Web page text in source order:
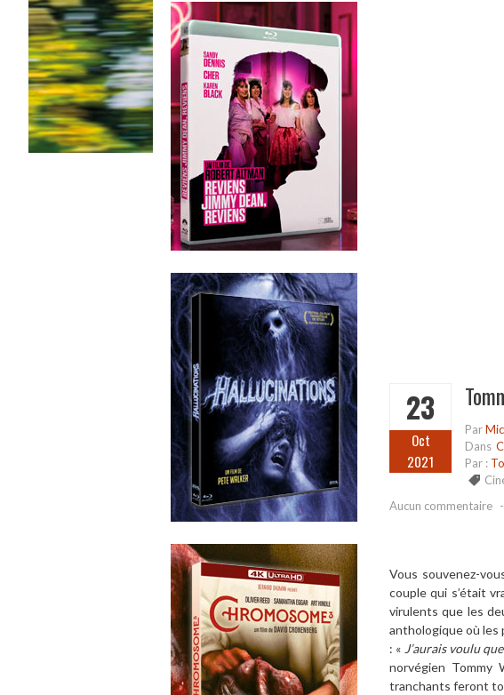
23
Oct
2021
Par
Dans
Par :
Aucun commentaire -
Vous souvenez-
couple qui s’était
virulents que les
anthologique où les
: « J’aurais voulu
norvégien Tommy
tranchants feront